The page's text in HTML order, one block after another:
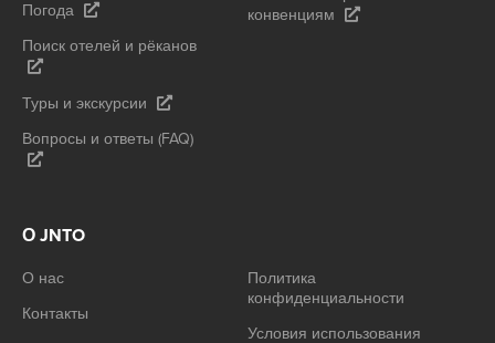
Погода
Поиск отелей и рёканов
Туры и экскурсии
Вопросы и ответы (FAQ)
конвенциям
О JNTO
О нас
Контакты
Политика
конфиденциальности
Условия использования